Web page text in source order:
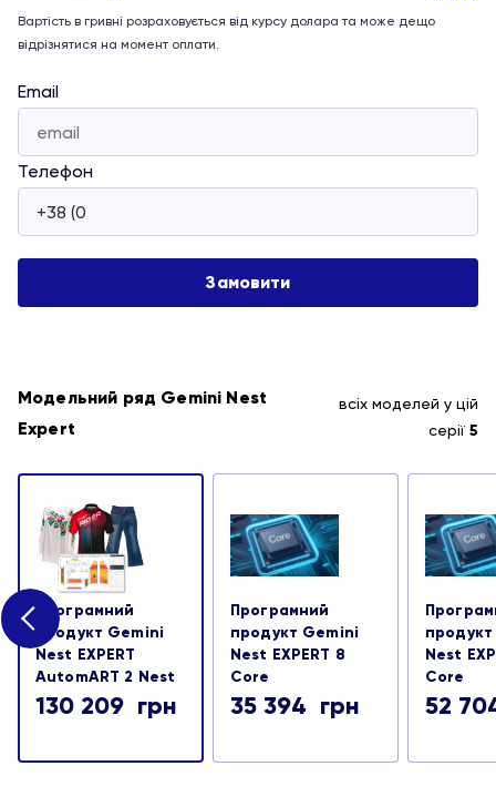
Вартість в гривні розраховується від курсу долара та може дещо
відрізнятися на момент оплати.
Email
Телефон
Модельний ряд Gemini Nest
Expert
всіх моделей у цій
серії 5
Програмний
продукт Gemini
Nest EXPERT
AutomART 2 Nest
130 209 грн
Програмний
продукт Gemini
Nest EXPERT 8
Core
35 394 грн
Nest
Core
52